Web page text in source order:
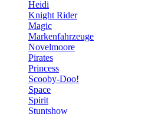
Heidi
Knight Rider
Magic
Markenfahrzeuge
Novelmoore
Pirates
Princess
Scooby-Doo!
Space
Spirit
Stuntshow